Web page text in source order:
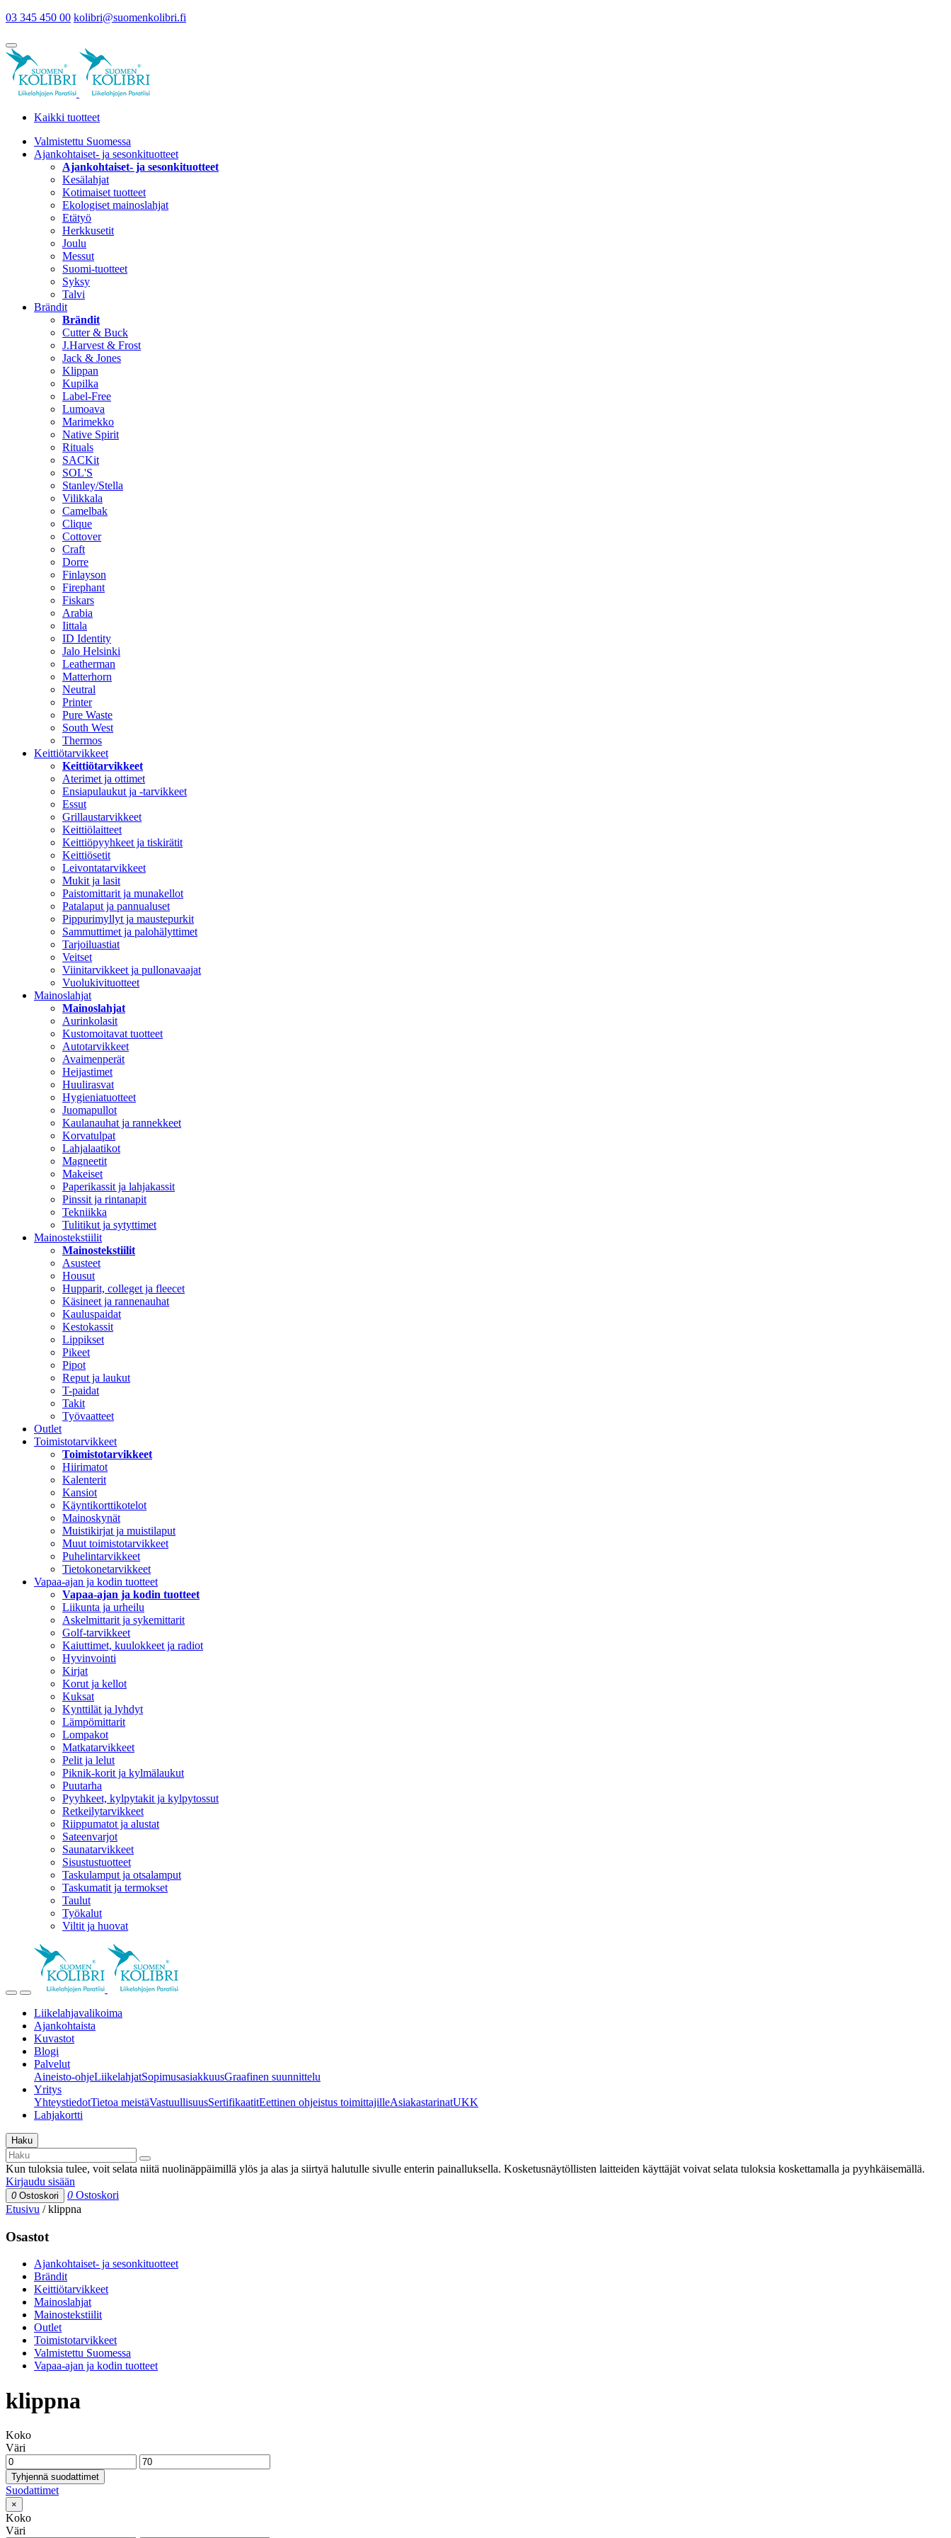
03 345 450 00 kolibri@suomenkolibri.fi
Kaikki tuotteet
Valmistettu Suomessa
Ajankohtaiset- ja sesonkituotteet
Ajankohtaiset- ja sesonkituotteet
Kesälahjat
Kotimaiset tuotteet
Ekologiset mainoslahjat
Etätyö
Herkkusetit
Joulu
Messut
Suomi-tuotteet
Syksy
Talvi
Brändit
Brändit
Cutter & Buck
J.Harvest & Frost
Jack & Jones
Klippan
Kupilka
Label-Free
Lumoava
Marimekko
Native Spirit
Rituals
SACKit
SOL'S
Stanley/Stella
Vilikkala
Camelbak
Clique
Cottover
Craft
Dorre
Finlayson
Firephant
Fiskars
Arabia
Iittala
ID Identity
Jalo Helsinki
Leatherman
Matterhorn
Neutral
Printer
Pure Waste
South West
Thermos
Keittiötarvikkeet
Keittiötarvikkeet
Aterimet ja ottimet
Ensiapulaukut ja -tarvikkeet
Essut
Grillaustarvikkeet
Keittiölaitteet
Keittiöpyyhkeet ja tiskirätit
Keittiösetit
Leivontatarvikkeet
Mukit ja lasit
Paistomittarit ja munakellot
Patalaput ja pannualuset
Pippurimyllyt ja maustepurkit
Sammuttimet ja palohälyttimet
Tarjoiluastiat
Veitset
Viinitarvikkeet ja pullonavaajat
Vuolukivituotteet
Mainoslahjat
Mainoslahjat
Aurinkolasit
Kustomoitavat tuotteet
Autotarvikkeet
Avaimenperät
Heijastimet
Huulirasvat
Hygieniatuotteet
Juomapullot
Kaulanauhat ja rannekkeet
Korvatulpat
Lahjalaatikot
Magneetit
Makeiset
Paperikassit ja lahjakassit
Pinssit ja rintanapit
Tekniikka
Tulitikut ja sytyttimet
Mainostekstiilit
Mainostekstiilit
Asusteet
Housut
Hupparit, colleget ja fleecet
Käsineet ja rannenauhat
Kauluspaidat
Kestokassit
Lippikset
Pikeet
Pipot
Reput ja laukut
T-paidat
Takit
Työvaatteet
Outlet
Toimistotarvikkeet
Toimistotarvikkeet
Hiirimatot
Kalenterit
Kansiot
Käyntikorttikotelot
Mainoskynät
Muistikirjat ja muistilaput
Muut toimistotarvikkeet
Puhelintarvikkeet
Tietokonetarvikkeet
Vapaa-ajan ja kodin tuotteet
Vapaa-ajan ja kodin tuotteet
Liikunta ja urheilu
Askelmittarit ja sykemittarit
Golf-tarvikkeet
Kaiuttimet, kuulokkeet ja radiot
Hyvinvointi
Kirjat
Korut ja kellot
Kuksat
Kynttilät ja lyhdyt
Lämpömittarit
Lompakot
Matkatarvikkeet
Pelit ja lelut
Piknik-korit ja kylmälaukut
Puutarha
Pyyhkeet, kylpytakit ja kylpytossut
Retkeilytarvikkeet
Riippumatot ja alustat
Sateenvarjot
Saunatarvikkeet
Sisustustuotteet
Taskulamput ja otsalamput
Taskumatit ja termokset
Taulut
Työkalut
Viltit ja huovat
Liikelahjavalikoima
Ajankohtaista
Kuvastot
Blogi
Palvelut
Aineisto-ohjeLiikelahjatSopimusasiakkuusGraafinen suunnittelu
Yritys
YhteystiedotTietoa meistäVastuullisuusSertifikaatitEettinen ohjeistus toimittajilleAsiakastarinatUKK
Lahjakortti
Haku
Kun tuloksia tulee, voit selata niitä nuolinäppäimillä ylös ja alas ja siirtyä halutulle sivulle enterin painalluksella. Kosketusnäytöllisten laitteiden käyttäjät voivat selata tuloksia koskettamalla ja pyyhkäisemällä.
Kirjaudu sisään
0 Ostoskori 0 Ostoskori
Etusivu /klippna
Osastot
Ajankohtaiset- ja sesonkituotteet
Brändit
Keittiötarvikkeet
Mainoslahjat
Mainostekstiilit
Outlet
Toimistotarvikkeet
Valmistettu Suomessa
Vapaa-ajan ja kodin tuotteet
klippna
Koko
Väri
Tyhjennä suodattimet
Suodattimet
×
Koko
Väri